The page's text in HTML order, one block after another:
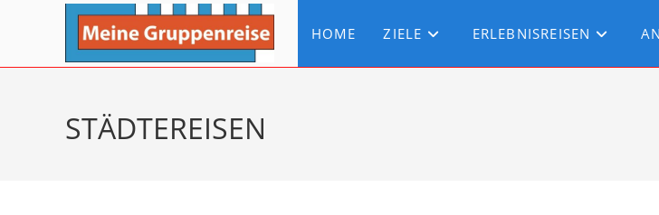
HOME ZIELE ERLEBNISREISEN
STÄDTEREISEN